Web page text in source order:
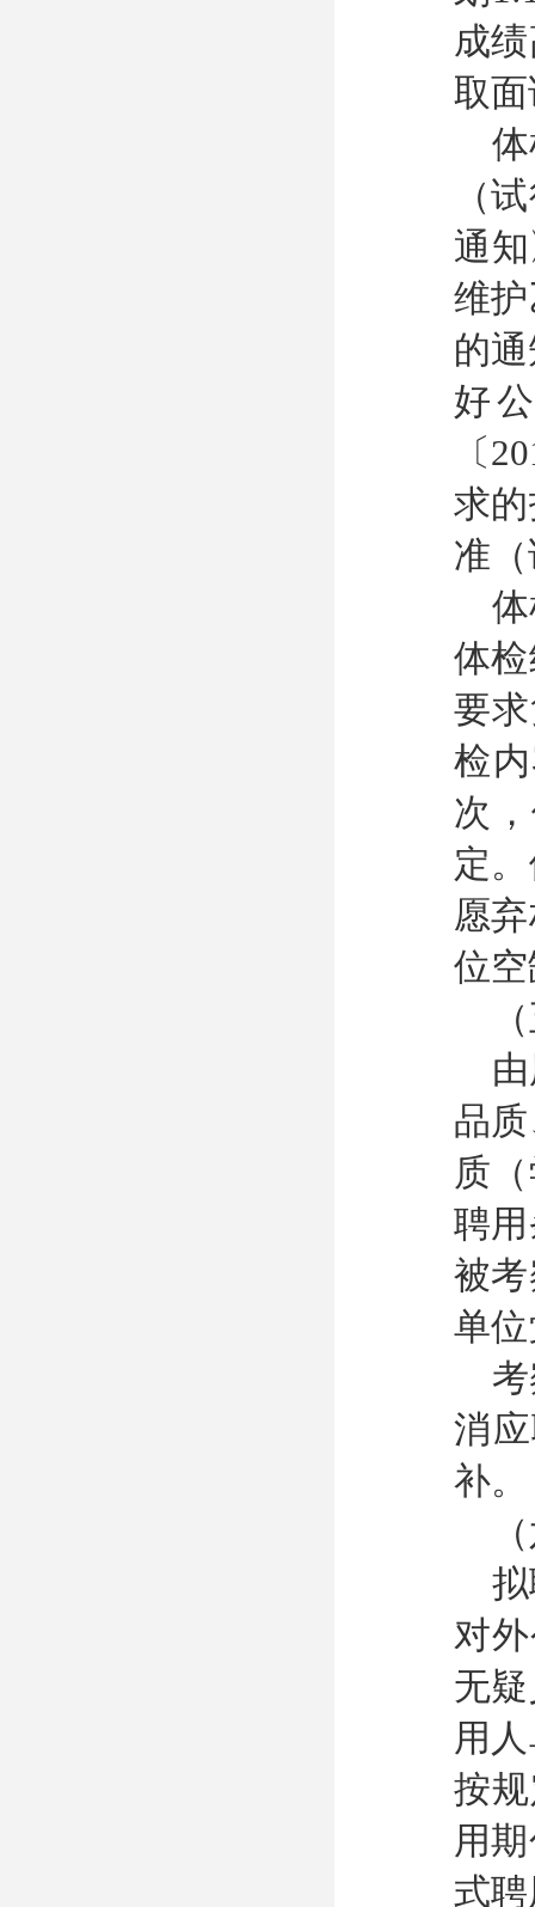
成
取
（
通
维
的
好
〔
求
准
体
要
检
次
定
愿
位
品
质
聘
被
单
消
补。
对
无
用
按
用
式